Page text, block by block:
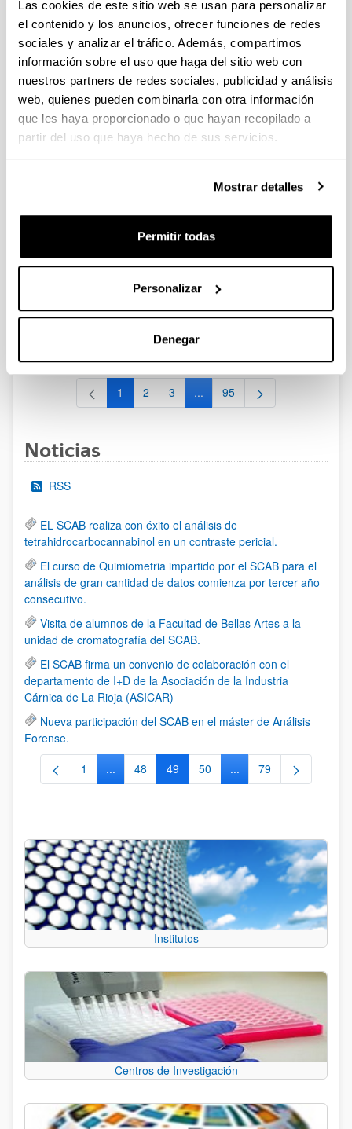
Las cookies de este sitio web se usan para personalizar
el contenido y los anuncios, ofrecer funciones de redes
sociales y analizar el tráfico. Además, compartimos
información sobre el uso que haga del sitio web con
nuestros partners de redes sociales, publicidad y análisis
web, quienes pueden combinarla con otra información
que les haya proporcionado o que hayan recopilado a
partir del uso que haya hecho de sus servicios.
Mostrar detalles
Permitir todas
Personalizar
Denegar
FUNDACION LA CAIXA JUNIOR LEADER RETAINING
PROGRAMME 2027
CONVOCATORIA PARA LA CONTRATACIÓN DE
PERSONAL INVESTIGADOR DOCTOR EN LA UPV/EHU
(2026)
Trámite abierto (Plazo de presentación de solicitudes: 03/06/2026 -
25/06/2026 23:59)
16/07/2026: Listado provisional de solicitudes admitidas y
al 30/07/2026 (ambos incluídos)
PERSONAL INVESTIGADOR EN FORMACIÓN EN LA EHU
FINANCIADO CON RECURSOS PROPIOS DE UN
Página
1 Página
2 Página
3 ...Páginas intermedias Use TAB
Página
95
Noticias
RSS
EL SCAB realiza con éxito el análisis de
tetrahidrocarbocannabinol en un contraste pericial.
El curso de Quimiometria impartido por el SCAB para el
análisis de gran cantidad de datos comienza por tercer año
consecutivo.
Visita de alumnos de la Facultad de Bellas Artes a la
unidad de cromatografía del SCAB.
El SCAB firma un convenio de colaboración con el
departamento de I+D de la Asociación de la Industria
Cárnica de La Rioja (ASICAR)
Nueva participación del SCAB en el máster de Análisis
Forense.
Página
1 ...Páginas intermedias Use TAB para desplazarse.
Página
48 Página
49 Página
50 ...Páginas intermedias
Página
79
Institutos
Centros de Investigación